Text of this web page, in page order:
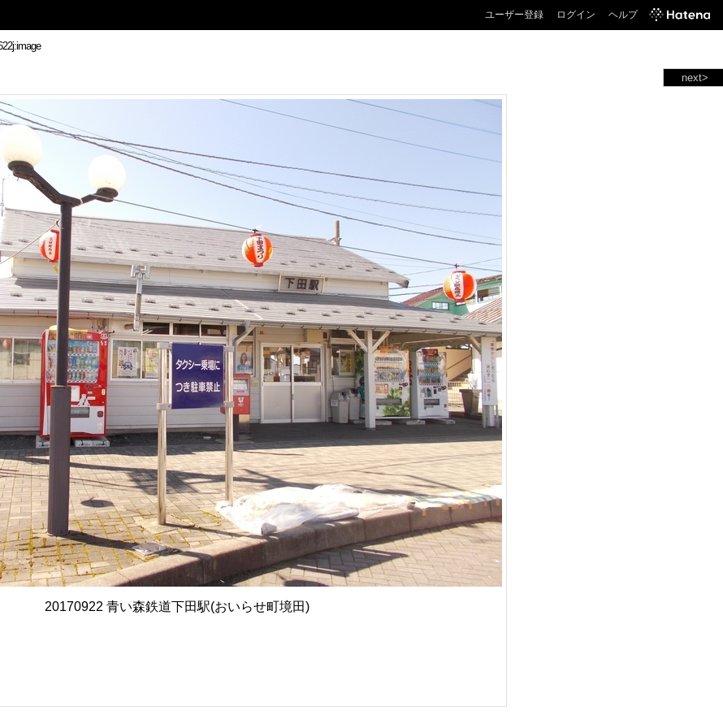
ユーザー登録 ログイン ヘルプ
next>
20170922 青い森鉄道下田駅(おいらせ町境田)